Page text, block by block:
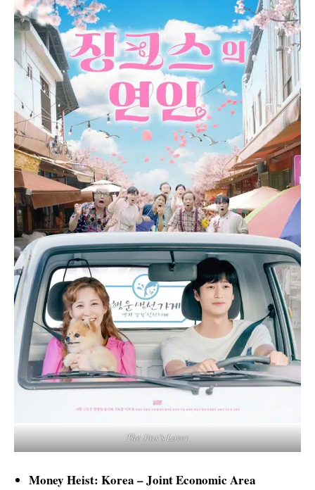
The Jinx’s Lover
Money Heist: Korea – Joint Economic Area